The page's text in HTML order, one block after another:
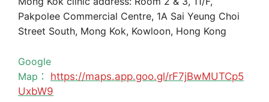
Pakpolee Commercial Centre, 1A Sai Yeung Choi
Street South, Mong Kok, Kowloon, Hong Kong
Google
Map： https://maps.app.goo.gl/rF7jBwMUTCp5
UxbW9